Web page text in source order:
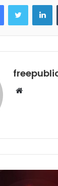
FacebookTwitter
Web